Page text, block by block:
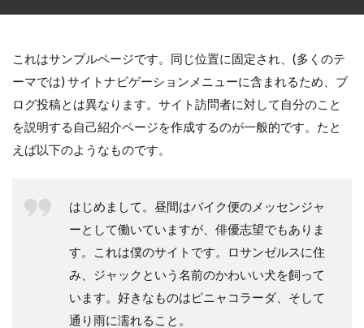
これはサンプルページです。同じ位置に固定され、(多くのテ
ーマでは) サイトナビゲーションメニューに含まれるため、ブ
ログ投稿とは異なります。サイト訪問者に対して自分のこと
を説明する自己紹介ページを作成するのが一般的です。たと
えば以下のようなものです。
はじめまして。昼間はバイク便のメッセンジャ
ーとして働いていますが、俳優志望でもありま
す。これは僕のサイトです。ロサンゼルスに住
み、ジャックという名前のかわいい犬を飼って
います。好きなものはピニャコラーダ、そして
通り雨に濡れること。